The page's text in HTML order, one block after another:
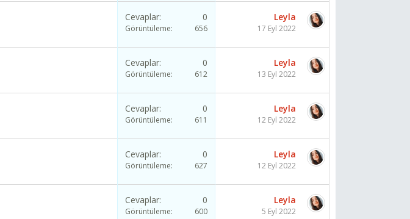
Cevaplar 0
Görüntüleme 656
Leyla
17 Eyl 2022
Cevaplar 0
Görüntüleme 612
Leyla
13 Eyl 2022
Cevaplar 0
Görüntüleme 611
Leyla
12 Eyl 2022
Cevaplar 0
Görüntüleme 627
Leyla
12 Eyl 2022
Cevaplar 0
Görüntüleme 600
Leyla
5 Eyl 2022